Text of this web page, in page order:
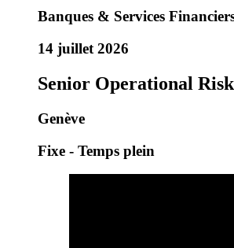
Banques & Services
14 juillet 2026
Senior Operational
Genève
Fixe - Temps plein